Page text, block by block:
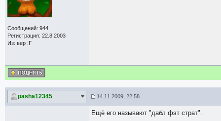
Сообщений: 944
Регистрация: 22.8.2003
Из: вер :Г
pasha12345 14.11.2009, 22:58
Ещё его называют "дабл фэт страт".